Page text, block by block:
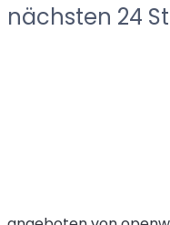
nächsten 24